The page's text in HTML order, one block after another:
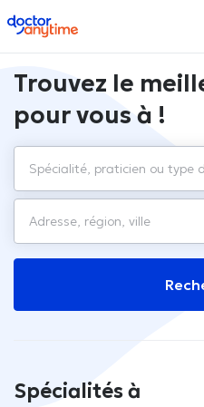
doctoranytime
Trouvez le
pour vous à !
Spécialités à